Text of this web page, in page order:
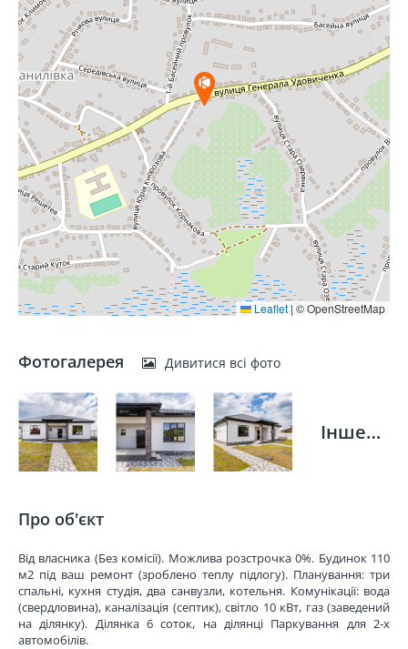
Leaflet|© OpenStreetMap
Фотогалерея Дивитися всі фото
Інше…
Про об'єкт
Від власника (Без комісії). Можлива розстрочка 0%. Будинок 110
м2 під ваш ремонт (зроблено теплу підлогу). Планування: три
спальні, кухня студія, два санвузли, котельня. Комунікації: вода
(свердловина), каналізація (септик), світло 10 кВт, газ (заведений
на ділянку). Ділянка 6 соток, на ділянці Паркування для 2-х
автомобілів.